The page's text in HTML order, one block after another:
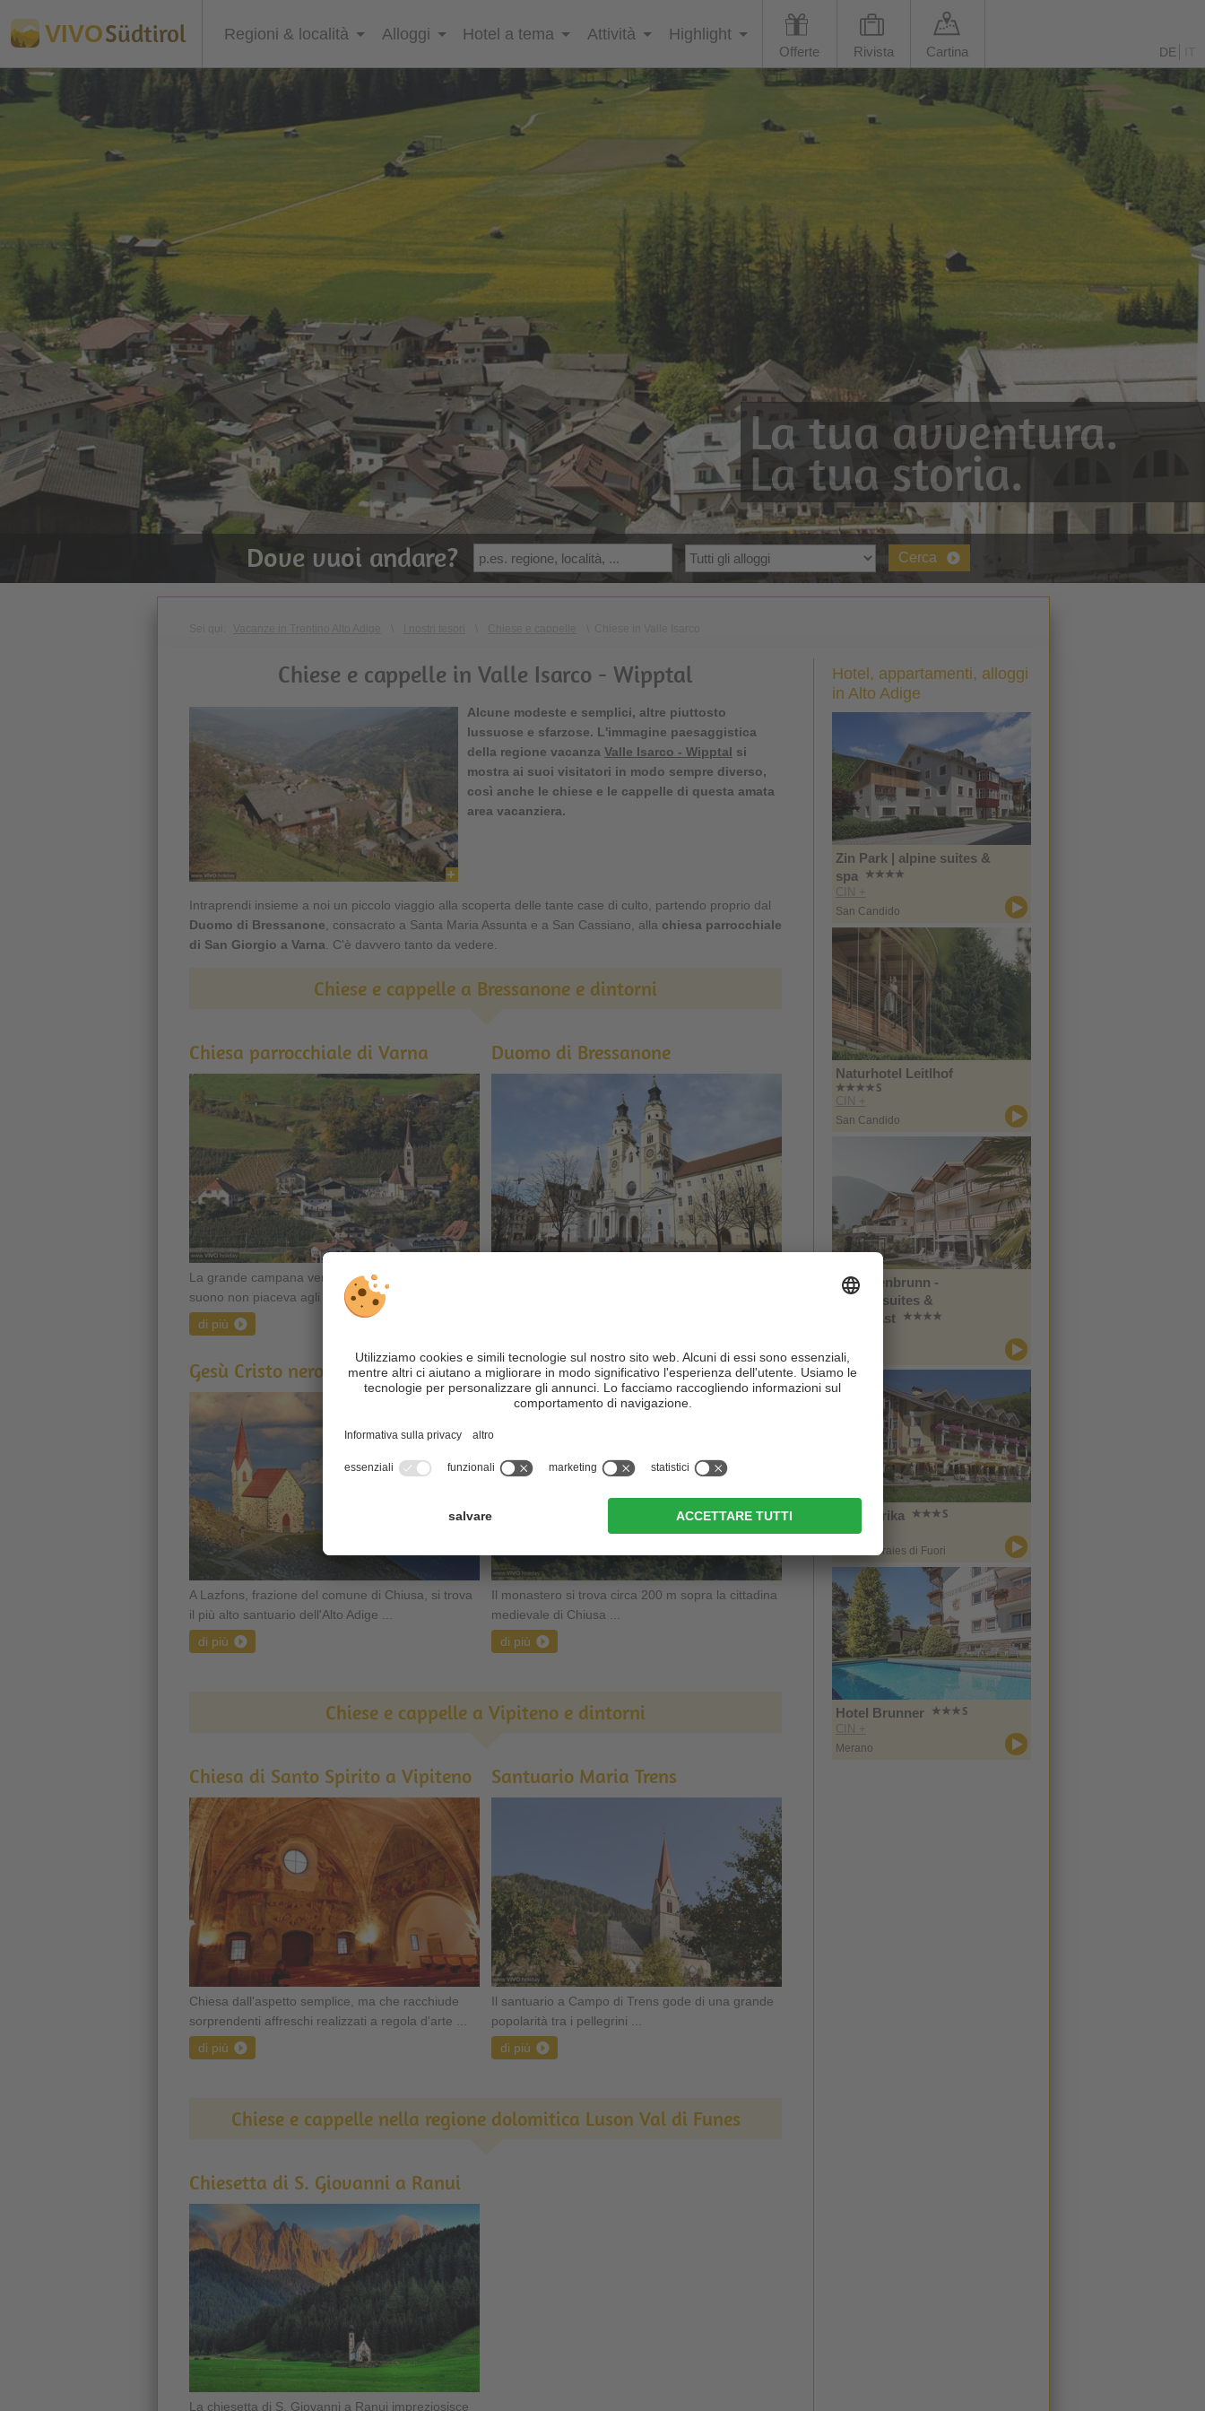
VIVOSüdtirol Regioni & località Alloggi Hotel a tema Attività Highlight
Offerte Rivista Cartina DE
La tua avventura.
La tua storia.
Dove vuoi andare? Cerca
Chiese e cappelle in Valle Isarco - Wipptal
Alcune modeste e semplici, altre piuttosto
lussuose e sfarzose. L'immagine paesaggistica
della regione vacanza Valle Isarco - Wipptal si
mostra ai suoi visitatori in modo sempre diverso,
così anche le chiese e le cappelle di questa amata
area vacanziera.
Intraprendi insieme a noi un piccolo viaggio alla scoperta delle tante case di culto, partendo proprio dal
Duomo di Bressanone , consacrato a Santa Maria Assunta e a San Cassiano, alla chiesa parrocchiale
di San Giorgio a Varna . C'è davvero tanto da vedere.
Chiese e cappelle a Bressanone e dintorni
Chiesa parrocchiale di Varna
La grande campana venne fusa perché il suo
suono non piaceva agli abitanti ...
di più
Duomo di Bressanone
Gesù Cristo nero a Lazfons
A Lazfons, frazione del comune di Chiusa, si trova
il più alto santuario dell'Alto Adige ...
di più
Monastero di Sabiona
Il monastero si trova circa 200 m sopra la cittadina
medievale di Chiusa ...
di più
Chiese e cappelle a Vipiteno e dintorni
Chiesa di Santo Spirito a Vipiteno
Chiesa dall'aspetto semplice, ma che racchiude
sorprendenti affreschi realizzati a regola d'arte ...
di più
Santuario Maria Trens
Il santuario a Campo di Trens gode di una grande
popolarità tra i pellegrini ...
di più
Chiese e cappelle nella regione dolomitica Luson Val di Funes
Chiesetta di S. Giovanni a Ranui
La chiesetta di S. Giovanni a Ranui impreziosisce
Hotel, appartamenti, alloggi
in Alto Adige
Zin Park | alpine suites &
spa
CIN +
San Candido
Naturhotel Leitlhof
CIN +
San Candido
Im Tiefenbrunn -
Gardensuites &
Breakfast
Lana
Hotel Erika
CIN +
Braies / Braies di Fuori
Hotel Brunner
CIN +
Merano